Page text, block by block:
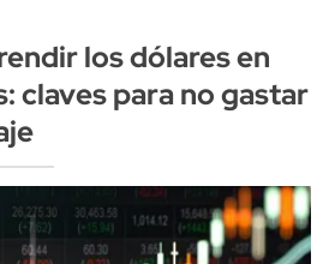
los dólares en
claves para no gastar